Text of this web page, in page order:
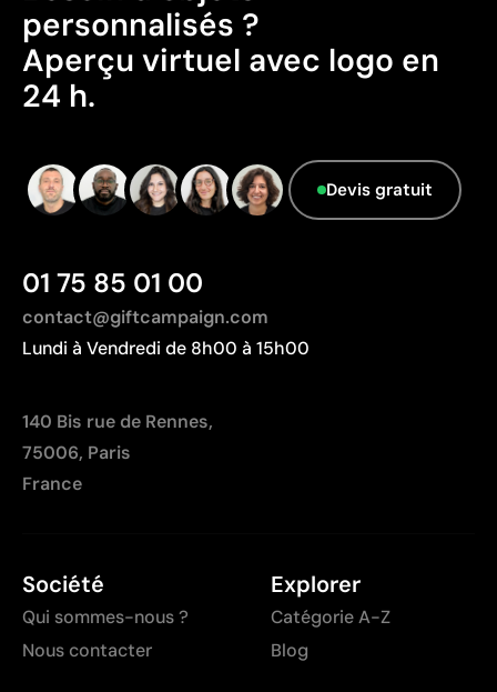
Limites
Zone d’impression relativement réduite
Non adaptée à l’impression de photographies ou de
dégradés
Fabriqué en Chine, avec une distance de
transport plus importante par rapport à l'Europe.
Données avancées - Points: 0 / 5
Le fournisseur ne dispose pas de cette
personnalisés ?
Aperçu virtuel avec logo en
24 h.
Devis gratuit
01 75 85 01 00
contact@giftcampaign.com
Lundi à Vendredi de 8h00 à 15h00
140 Bis rue de Rennes,
75006, Paris
France
Société
Qui sommes-nous ?
Nous contacter
Explorer
Catégorie A-Z
Blog